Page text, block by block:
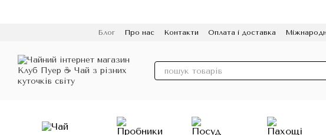
Блог Про нас Контакти Оплата і доставка